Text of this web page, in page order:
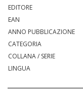
EDITORE
EAN
ANNO PUBBLICAZIONE
CATEGORIA
COLLANA / SERIE
LINGUA